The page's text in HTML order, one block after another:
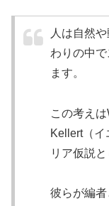
人は自然
わりの中
ます。
この考え
Kellert（イ
リア仮説
彼らが編